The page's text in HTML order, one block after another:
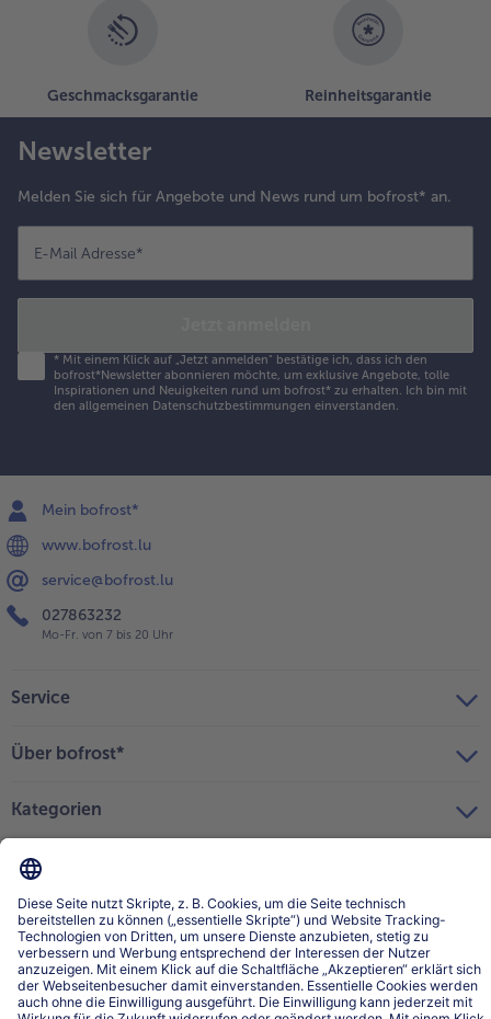
Geschmacksgarantie Reinheitsgarantie
Newsletter
Melden Sie sich für Angebote und News rund um bofrost* an.
E-Mail Adresse*
* Mit einem Klick auf „Jetzt anmelden" bestätige ich, dass ich den
bofrost*Newsletter abonnieren möchte, um exklusive Angebote, tolle
Inspirationen und Neuigkeiten rund um bofrost* zu erhalten. Ich bin mit
den allgemeinen Datenschutzbestimmungen einverstanden.
Mein bofrost*
www.bofrost.lu
service@bofrost.lu
027863232
Mo-Fr. von 7 bis 20 Uhr
Service
Über bofrost*
Kategorien